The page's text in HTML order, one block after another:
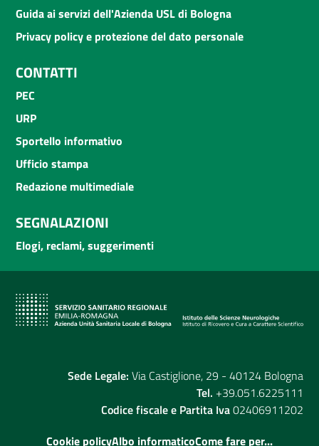
Guida ai servizi dell'Azienda USL di Bologna
Privacy policy e protezione del dato personale
CONTATTI
PEC
URP
Sportello informativo
Ufficio stampa
Redazione multimediale
SEGNALAZIONI
Elogi, reclami, suggerimenti
Sede Legale: Via Castiglione, 29 - 40124 Bologna
Tel. +39.051.6225111
Codice fiscale e Partita Iva02406911202
Cookie policyAlbo informaticoCome fare per...